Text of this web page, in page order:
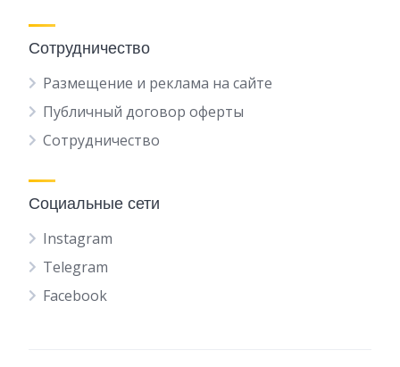
Сотрудничество
Размещение и реклама на сайте
Публичный договор оферты
Сотрудничество
Социальные сети
Instagram
Telegram
Facebook